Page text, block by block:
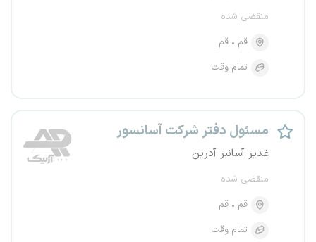
منقضی شده
قم
قم
تمام وقت
مسئول دفتر شرکت آسانسور
غدیر آسانبر آدرین
منقضی شده
قم
قم
تمام وقت